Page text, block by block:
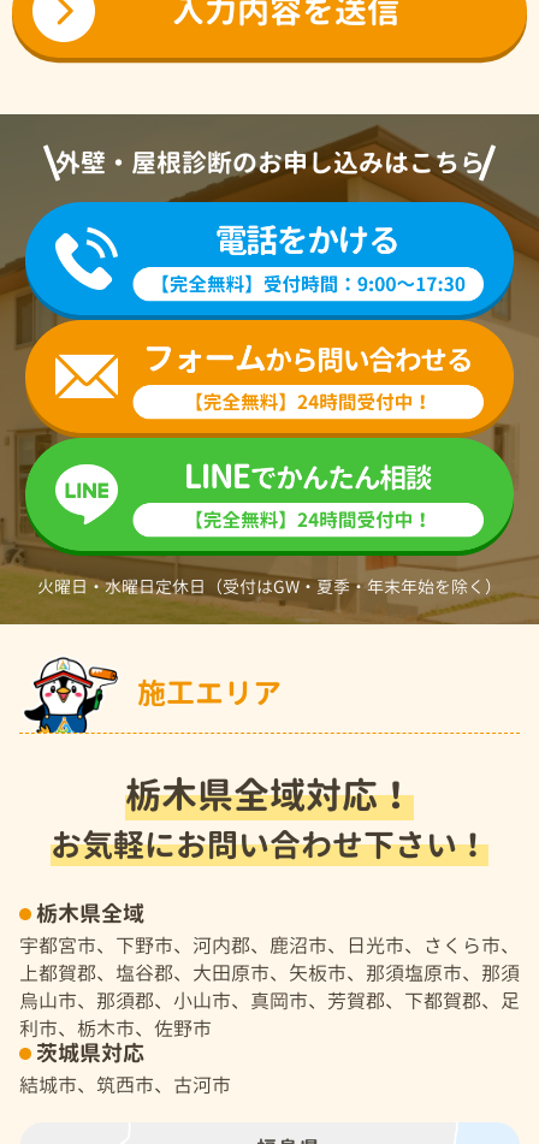
外壁・屋根診断のお申し込みはこちら
火曜日・水曜日定休日（受付はGW・夏季・年末年始を除く）
施工エリア
栃木県全域対応！
お気軽にお問い合わせ下さい！
栃木県全域
宇都宮市、下野市、河内郡、鹿沼市、日光市、さくら市、
上都賀郡、塩谷郡、大田原市、矢板市、那須塩原市、那須
烏山市、那須郡、小山市、真岡市、芳賀郡、下都賀郡、足
利市、栃木市、佐野市
茨城県対応
結城市、筑西市、古河市